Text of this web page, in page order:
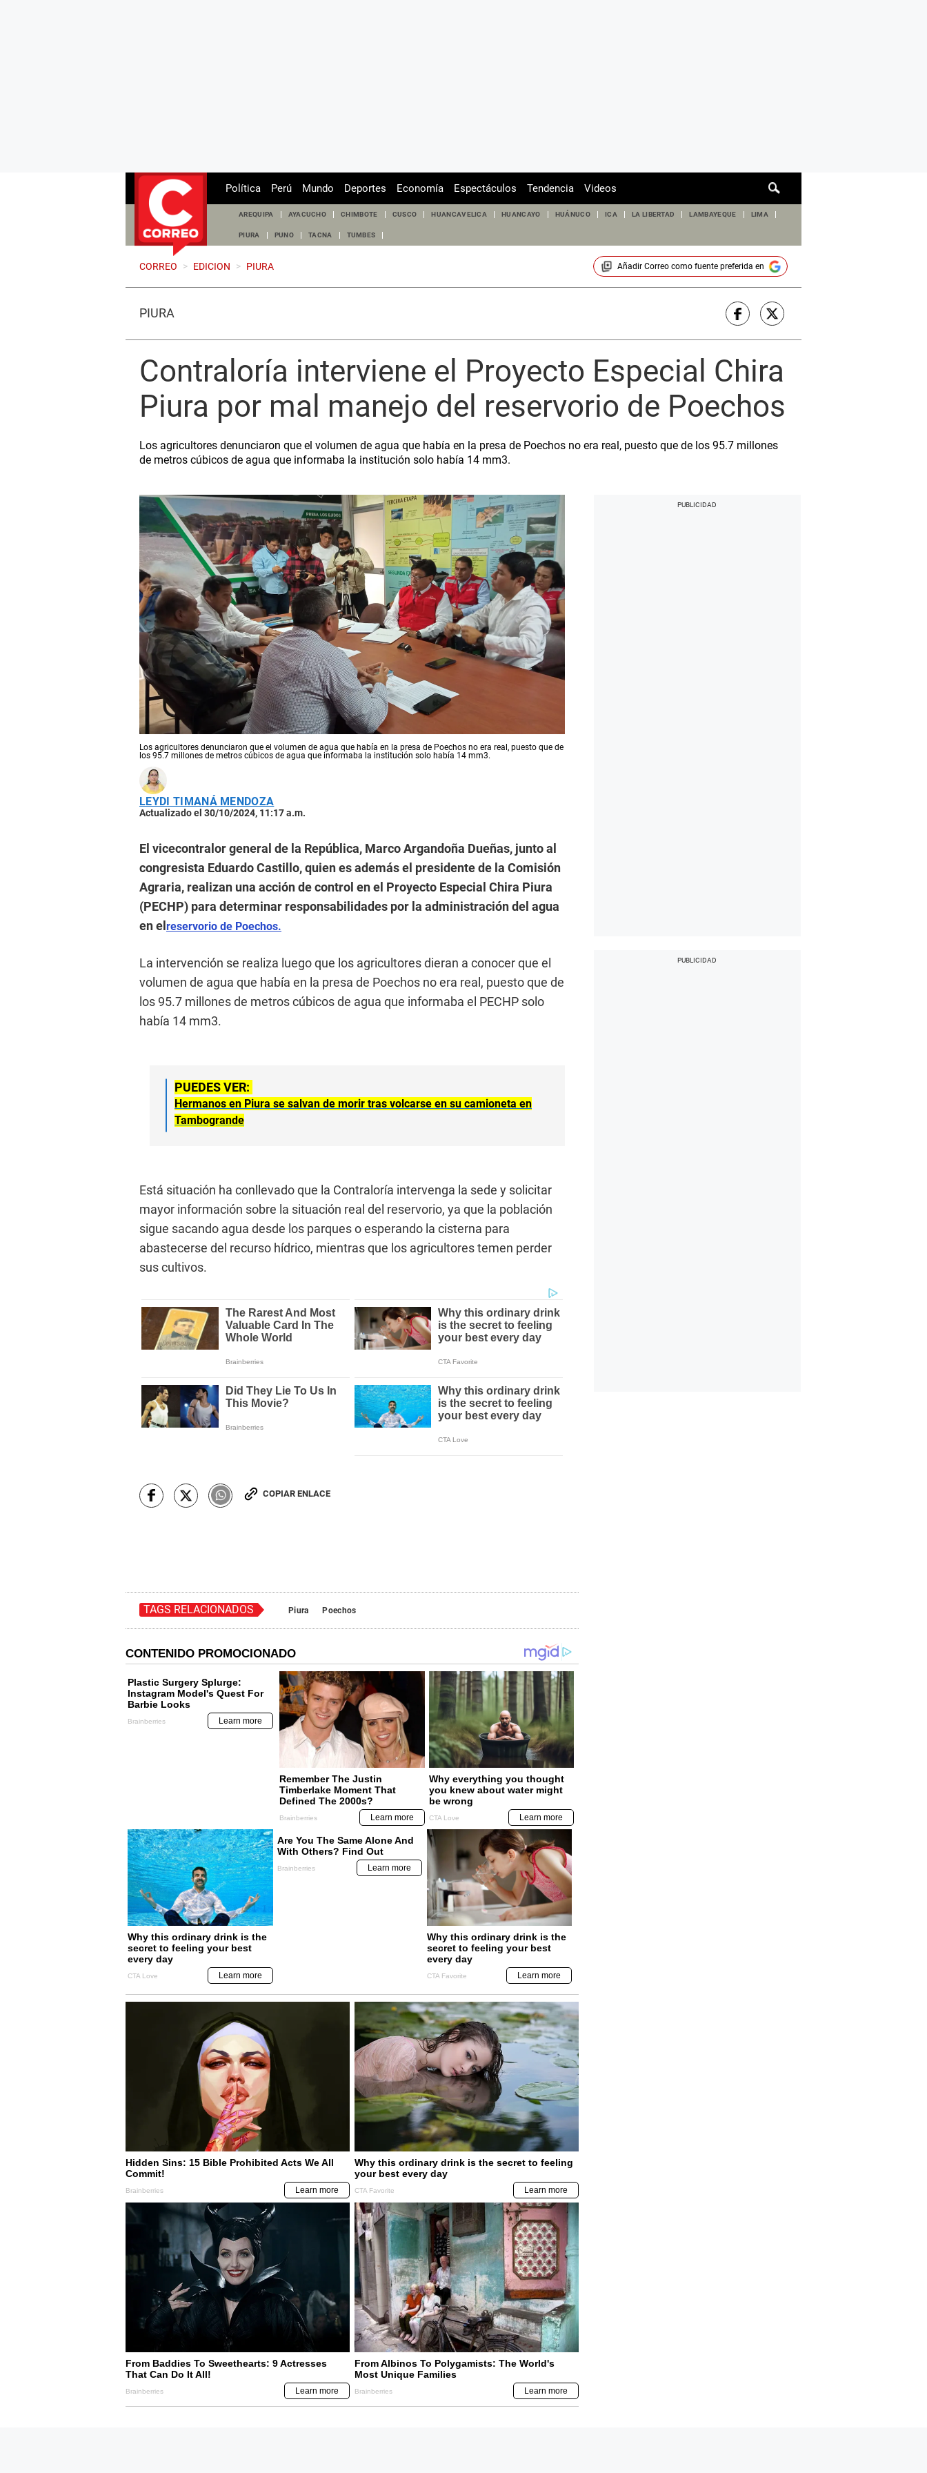
de
Política Perú Mundo Deportes Economía Espectáculos Tendencia Videos
AREQUIPA AYACUCHO CHIMBOTE CUSCO HUANCAVELICA HUANCAYO HUÁNUCO ICA LA LIBERTAD LAMBAYEQUE LIMA
PIURA PUNO TACNA TUMBES
CORREO > EDICION > PIURA Añadir Correocomo fuente preferida en
PIURA
Contraloría interviene el Proyecto Especial Chira
Piura por mal manejo del reservorio de Poechos
Los agricultores denunciaron que el volumen de agua que había en la presa de Poechos no era real, puesto que de los 95.7 millones
de metros cúbicos de agua que informaba la institución solo había 14 mm3.
Los agricultores denunciaron que el volumen de agua que había en la presa de Poechos no era real, puesto que de
los 95.7 millones de metros cúbicos de agua que informaba la institución solo había 14 mm3.
LEYDI TIMANÁ MENDOZA
Actualizado el 30/10/2024, 11:17 a.m.
El vicecontralor general de la República, Marco Argandoña Dueñas, junto al
congresista Eduardo Castillo, quien es además el presidente de la Comisión
Agraria, realizan una acción de control en el Proyecto Especial Chira Piura
(PECHP) para determinar responsabilidades por la administración del agua
en elreservorio de Poechos.
La intervención se realiza luego que los agricultores dieran a conocer que el
volumen de agua que había en la presa de Poechos no era real, puesto que de
los 95.7 millones de metros cúbicos de agua que informaba el PECHP solo
había 14 mm3.
PUEDES VER:
Hermanos en Piura se salvan de morir tras volcarse en su camioneta en
Tambogrande
Está situación ha conllevado que la Contraloría intervenga la sede y solicitar
mayor información sobre la situación real del reservorio, ya que la población
sigue sacando agua desde los parques o esperando la cisterna para
abastecerse del recurso hídrico, mientras que los agricultores temen perder
sus cultivos.
COPIAR ENLACE
TAGS RELACIONADOS Piura Poechos